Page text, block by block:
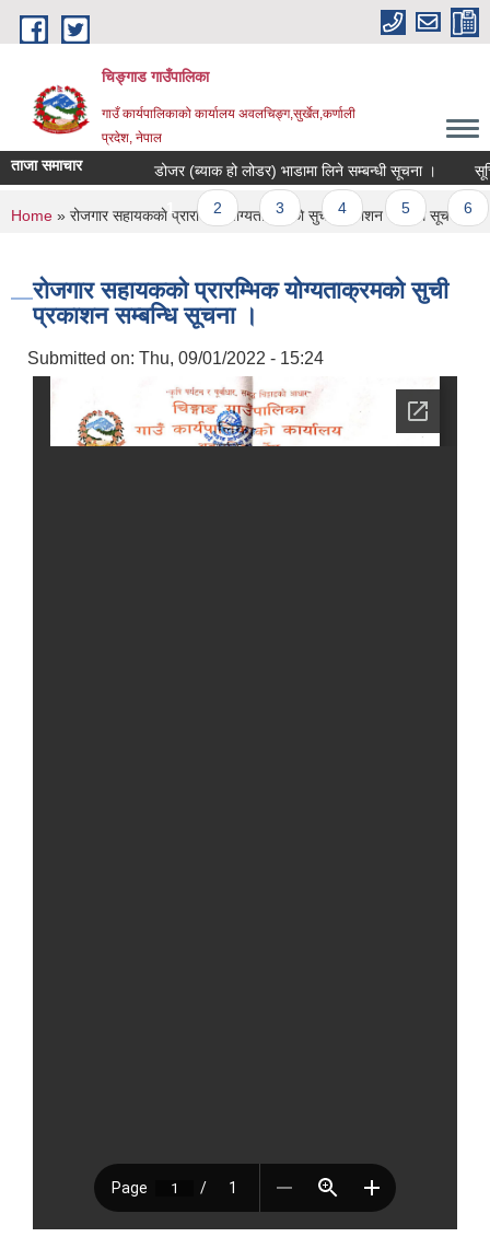
Skip to main content
चिङ्गाड गाउँपालिका
गाउँ कार्यपालिकाको कार्यालय अवलचिङ्ग,सुर्खेत,कर्णाली
प्रदेश, नेपाल
ताजा समाचार डोजर (ब्याक हो लोडर) भाडामा लिने सम्बन्धी सूचना ।
Pages
1 2 3 4 5 6
You are here
Home » रोजगार सहायककाे प्रारम्भिक योग्यताक्रमकाे सुची प्रकाशन सम्बन्धि सूचना ।
रोजगार सहायककाे प्रारम्भिक योग्यताक्रमकाे सुची
प्रकाशन सम्बन्धि सूचना ।
Submitted on: Thu, 09/01/2022 - 15:24